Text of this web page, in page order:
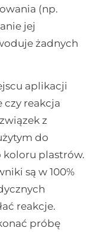
(np.
jej
żadnych
aplikacji
czy reakcja
z
do
plastrów.
są w 100%
reakcje.
próbę